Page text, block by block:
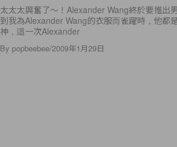
太太太興奮了～！Alexander Wang終於要推出
到我為Alexander Wang的衣服而雀躍時，他都
神，這一次Alexander
By popbeebee/2009年1月29日